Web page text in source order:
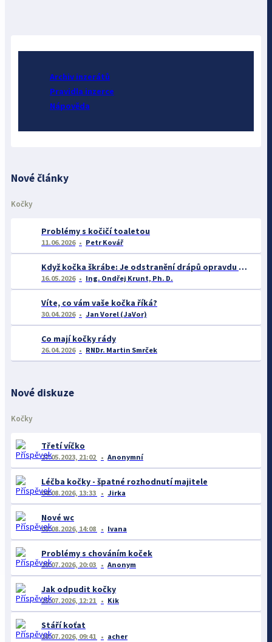
Archiv inzerátů
Pravidla inzerce
Nápověda
Nové články
Kočky
Problémy s kočičí toaletou
11.06.2026 Petr Kovář
Když kočka škrábe: Je odstranění drápů opravdu řešením? A co říká věda o chování takových koček?
16.05.2026 Ing. Ondřej Krunt, Ph. D.
Víte, co vám vaše kočka říká?
30.04.2026 Jan Vorel (JaVor)
Co mají kočky rády
26.04.2026 RNDr. Martin Smrček
Nové diskuze
Kočky
Třetí víčko
27.05.2023, 21:02 Anonymní
Léčba kočky - špatné rozhodnutí majitele
04.08.2026, 13:33 Jirka
Nové wc
03.08.2026, 14:08 Ivana
Problémy s chováním koček
29.07.2026, 20:03 Anonym
Jak odpudit kočky
25.07.2026, 12:21 Kik
Stáří koťat
18.07.2026, 09:41 acher